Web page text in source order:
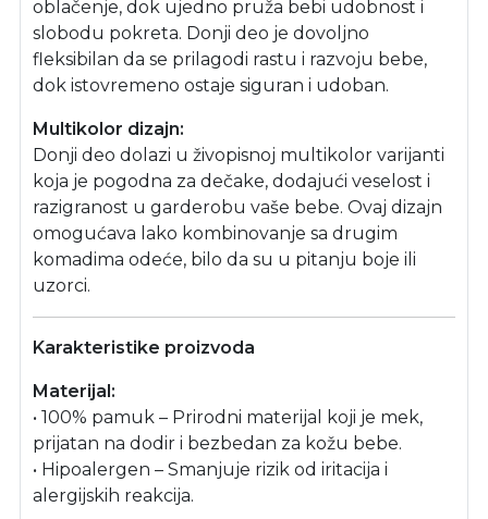
oblačenje, dok ujedno pruža bebi udobnost i
slobodu pokreta. Donji deo je dovoljno
fleksibilan da se prilagodi rastu i razvoju bebe,
dok istovremeno ostaje siguran i udoban.
Multikolor dizajn:
Donji deo dolazi u živopisnoj multikolor varijanti
koja je pogodna za dečake, dodajući veselost i
razigranost u garderobu vaše bebe. Ovaj dizajn
omogućava lako kombinovanje sa drugim
komadima odeće, bilo da su u pitanju boje ili
uzorci.
Karakteristike proizvoda
Materijal:
• 100% pamuk – Prirodni materijal koji je mek,
prijatan na dodir i bezbedan za kožu bebe.
• Hipoalergen – Smanjuje rizik od iritacija i
alergijskih reakcija.